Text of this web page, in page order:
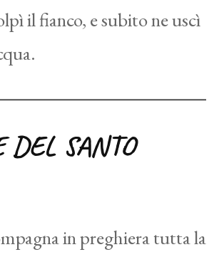
il fianco, e subito ne uscì
DEL SANTO
in preghiera tutta la